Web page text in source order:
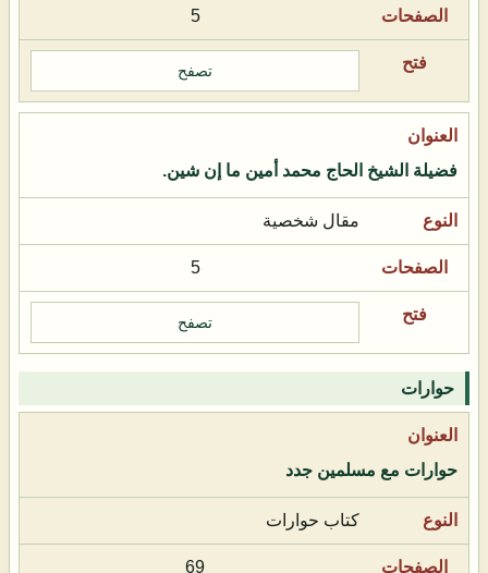
5
تصفح
فضيلة الشيخ الحاج محمد أمين ما إن شين.
مقال شخصية
5
تصفح
حوارات
حوارات مع مسلمين جدد
كتاب حوارات
69